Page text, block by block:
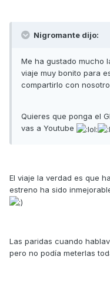
Nigromante dijo:
Me ha gustado mucho
viaje muy bonito para
compartirlo con
Quieres que ponga el
vas a Youtube
El viaje la verdad es que
estreno ha sido
Las paridas cuando
pero no podía meterlas